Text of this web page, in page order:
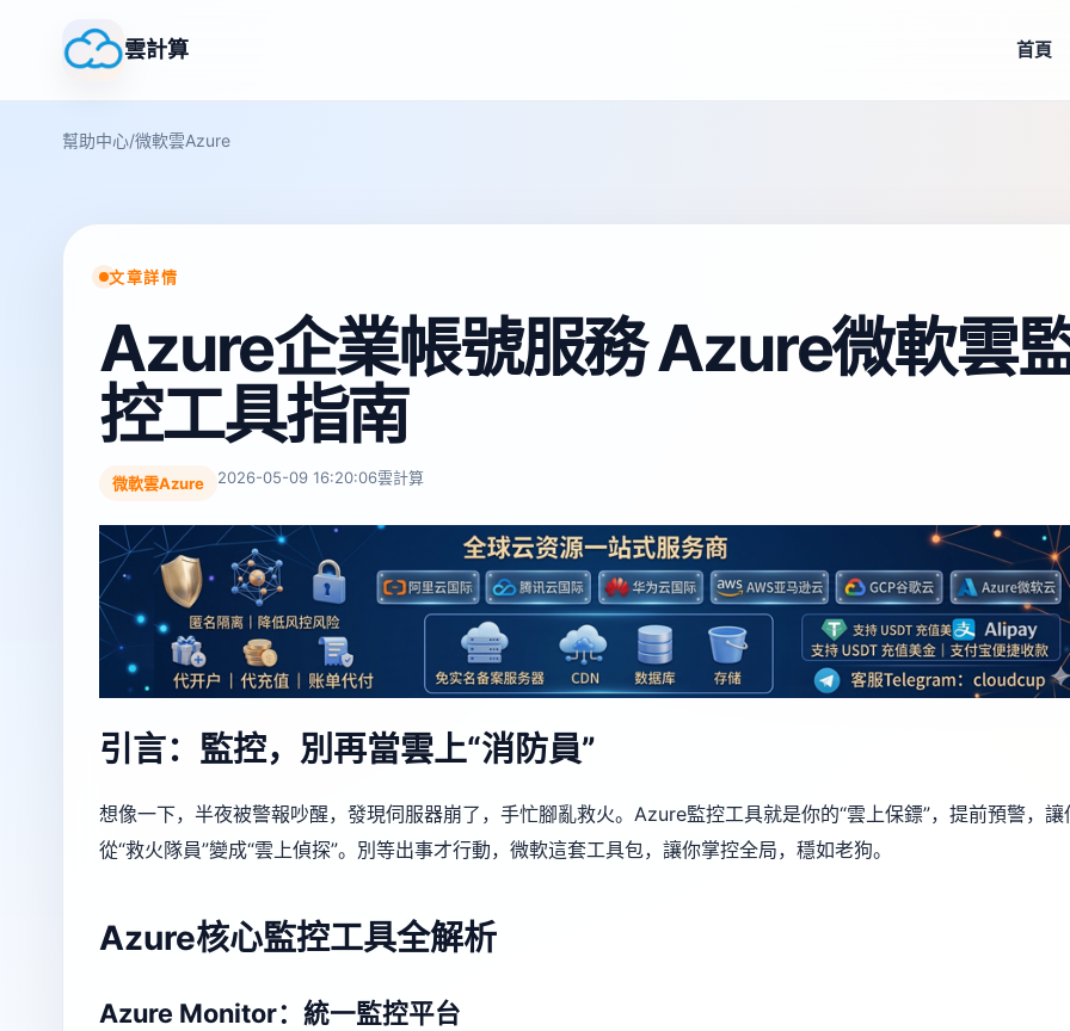
雲計算 首頁
幫助中心/微軟雲Azure
文章詳情
Azure企業帳號服務 Azure微軟雲
控工具指南
微軟雲Azure 2026-05-09 16:20:06雲計算
引言：監控，別再當雲上“消防員”
想像一下，半夜被警報吵醒，發現伺服器崩了，手忙腳亂救火。Azure監控工具就是你的“雲上保鏢”，提前預警，讓
從“救火隊員”變成“雲上偵探”。別等出事才行動，微軟這套工具包，讓你掌控全局，穩如老狗。
Azure核心監控工具全解析
Azure Monitor：統一監控平台